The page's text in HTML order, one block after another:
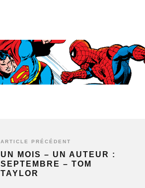
ARTICLE PRÉCÉDENT
UN MOIS – UN AUTEUR :
SEPTEMBRE – TOM
TAYLOR